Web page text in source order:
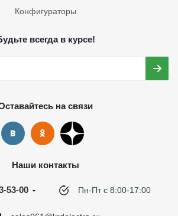
Конфигураторы
всегда в курсе!
на связи
Наши контакты
53-00 Пн-Пт с 8:00-17:00